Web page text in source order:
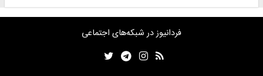
فردانیوز در شبکه‌های اجتماعی